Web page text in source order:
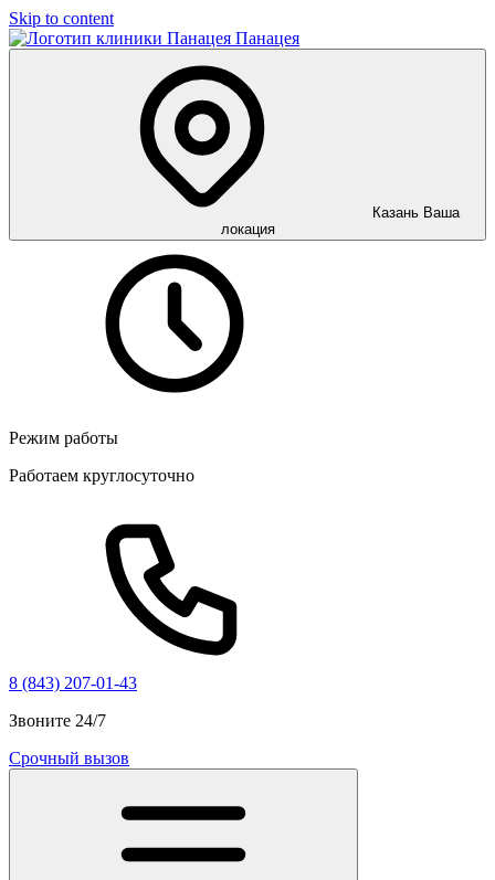
Skip to content
Панацея
Казань Ваша
локация
Режим работы
Работаем круглосуточно
8 (843) 207-01-43
Звоните 24/7
Срочный вызов